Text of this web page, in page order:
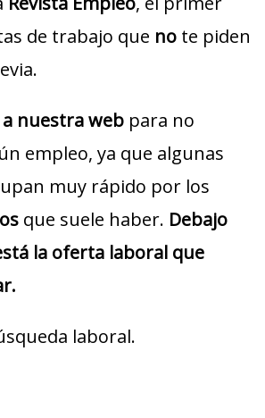
de trabajo que no te piden
nuestra web para no
empleo, ya que algunas
muy rápido por los
que suele haber. Debajo
la oferta laboral que
laboral.